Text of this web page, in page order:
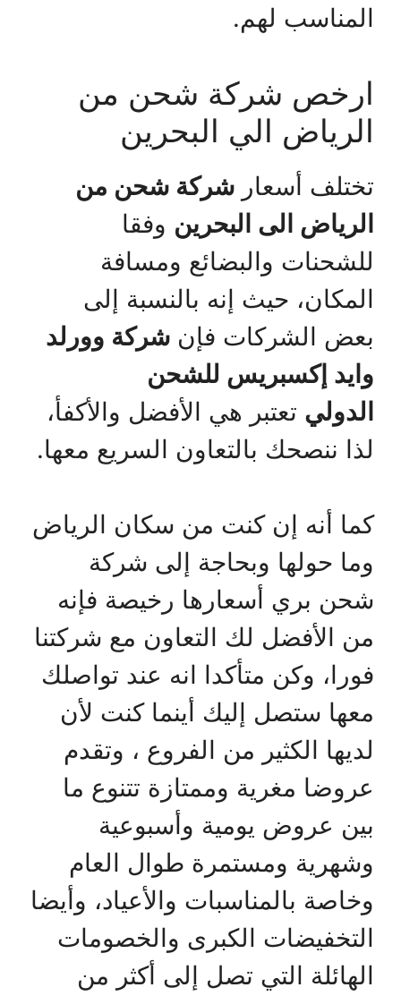
المناسب لهم.
ارخص شركة شحن من
الرياض الي البحرين
تختلف أسعار شركة شحن من
الرياض الى البحرين وفقا
للشحنات والبضائع ومسافة
المكان، حيث إنه بالنسبة إلى
بعض الشركات فإن شركة وورلد
وايد إكسبريس للشحن
الدولي تعتبر هي الأفضل والأكفأ،
لذا ننصحك بالتعاون السريع معها.
كما أنه إن كنت من سكان الرياض
وما حولها وبحاجة إلى شركة
شحن بري أسعارها رخيصة فإنه
من الأفضل لك التعاون مع شركتنا
فورا، وكن متأكدا انه عند تواصلك
معها ستصل إليك أينما كنت لأن
لديها الكثير من الفروع ، وتقدم
عروضا مغرية وممتازة تتنوع ما
بين عروض يومية وأسبوعية
وشهرية ومستمرة طوال العام
وخاصة بالمناسبات والأعياد، وأيضا
التخفيضات الكبرى والخصومات
الهائلة التي تصل إلى أكثر من